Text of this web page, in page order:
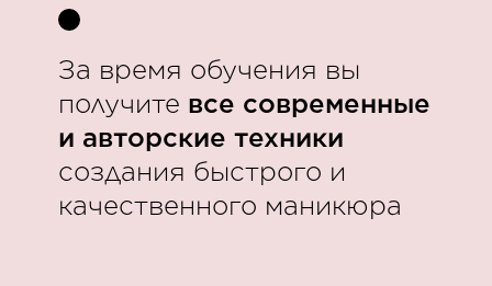
За время обучения вы
получите все современные
и авторские техники
создания быстрого и
качественного маникюра